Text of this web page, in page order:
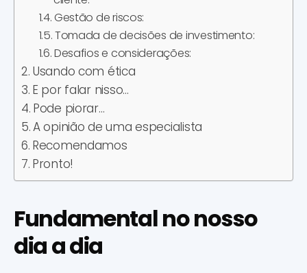
Gestão de riscos:
Tomada de decisões de investimento:
Desafios e considerações:
Usando com ética
E por falar nisso…
Pode piorar…
A opinião de uma especialista
Recomendamos
Pronto!
Fundamental no nosso
dia a dia